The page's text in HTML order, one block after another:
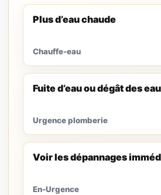
Plus d’eau chaude
Chauffe-eau
Fuite d’eau ou dégât des
Urgence plomberie
Voir les dépannages
En-Urgence